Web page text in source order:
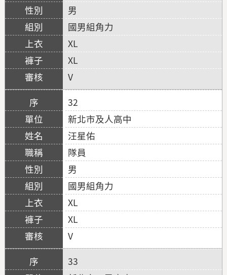
男
國男組角力
XL
XL
V
32
新北市及人高中
汪星佑
隊員
男
國男組角力
XL
XL
V
33